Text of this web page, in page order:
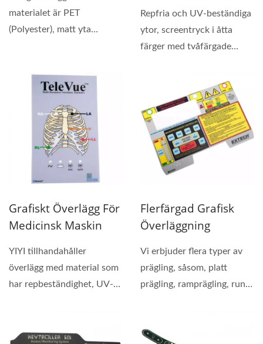
materialet är PET
(Polyester), matt yta
Repfria och UV-beständiga
ytor, screentryck i åtta
färger med tvåfärgade
Grafiskt Överlägg För
Medicinsk Maskin
YIYI tillhandahåller
överlägg med material som
har repbeständighet, UV-
Flerfärgad Grafisk
Överläggning
Vi erbjuder flera typer av
prägling, såsom, platt
prägling, ramprägling, rund